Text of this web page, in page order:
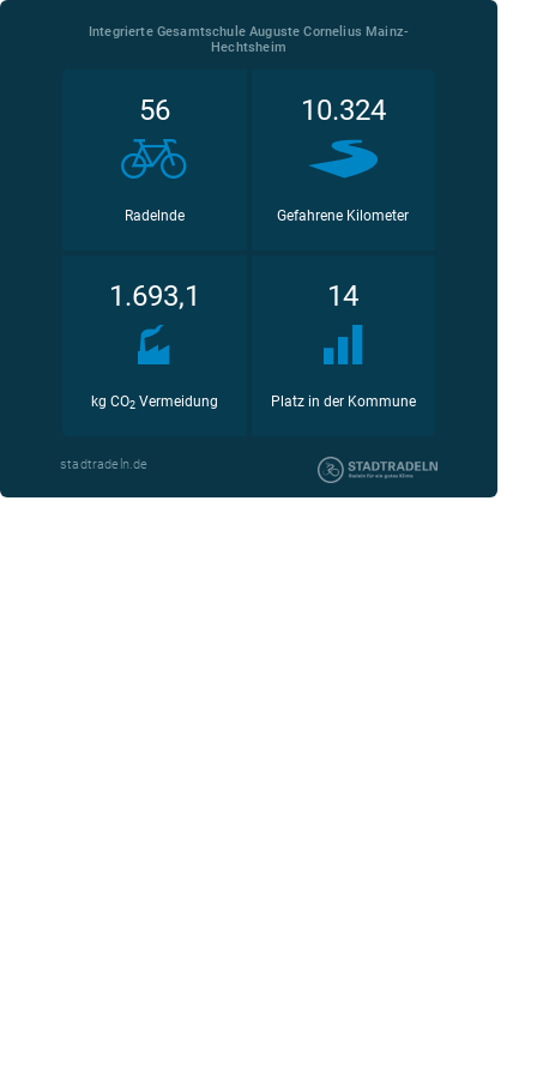
Integrierte Gesamtschule Auguste Cornelius Mainz-
Hechtsheim
56
Radelnde
10.324
Gefahrene Kilometer
1.693,1
kg CO2Vermeidung
14
Platz in der Kommune
stadtradeln.de